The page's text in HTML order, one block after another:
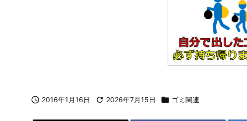
 2016年1月16日  2026年7月15日  ゴミ関連